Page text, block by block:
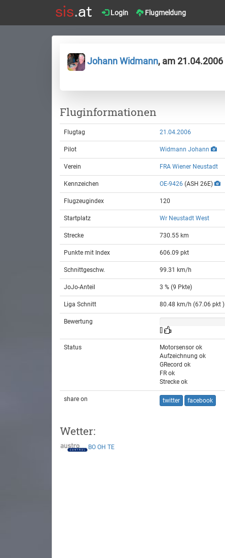
Login Flugmeldung
Johann Widmann, am 21.04.2006
Fluginformationen
Flugtag 21.04.2006
Pilot Widmann Johann
Verein FRA Wiener Neustadt
Kennzeichen OE-9426 (ASH 26E)
Flugzeugindex 120
Startplatz Wr Neustadt West
Strecke 730.55 km
Punkte mit Index 606.09 pkt
Schnittgeschw. 99.31 km/h
JoJo-Anteil 3 % (9 Pkte)
Liga Schnitt 80.48 km/h (67.06 pkt )
Bewertung
[]
Status
Motorsensor ok
Aufzeichnung ok
GRecord ok
FR ok
Strecke ok
share on twitter facebook
Wetter:
BO OH TE